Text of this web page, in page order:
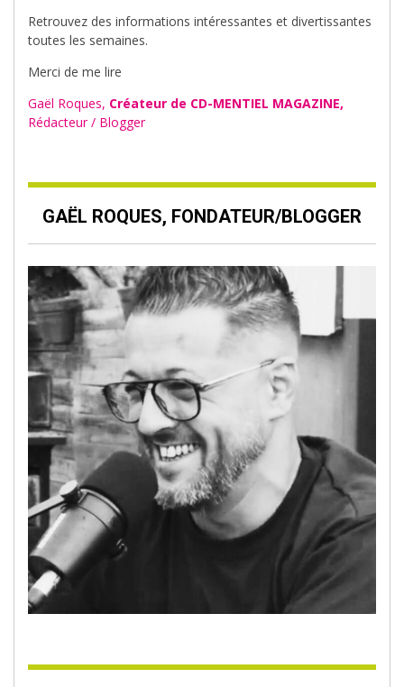
Retrouvez des informations intéressantes et divertissantes
toutes les semaines.
Merci de me lire
Gaël Roques, Créateur de CD-MENTIEL MAGAZINE,
Rédacteur / Blogger
GAËL ROQUES, FONDATEUR/BLOGGER